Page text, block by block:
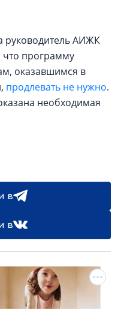
руководитель АИЖК
что программу
оказавшимся в
продлевать не нужно.
необходимая
в
в